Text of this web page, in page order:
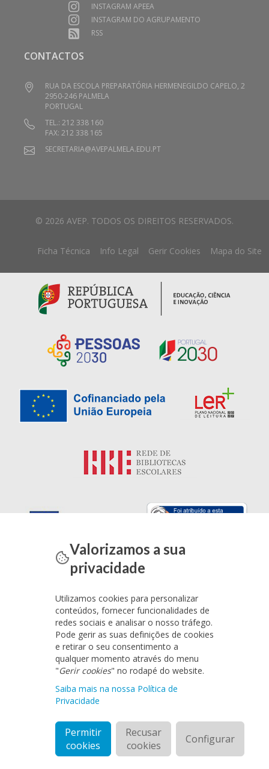
INSTAGRAM APEEA
INSTAGRAM DO AGRUPAMENTO
RSS
CONTACTOS
RUA DA ESCOLA PREPARATÓRIA HERMENEGILDO CAPELO, 2
2950-246 PALMELA
PORTUGAL
TEL.: 212 338 160
FAX: 212 338 165
SECRETARIA@AVEPALMELA.EDU.PT
© 2026 AVEP. TODOS OS DIREITOS RESERVADOS.
Ficha Técnica Info Legal Gerir Cookies Mapa do Site
Valorizamos a sua
privacidade
Utilizamos cookies para personalizar
conteúdos, fornecer funcionalidades de
redes sociais e analisar o nosso tráfego.
Pode gerir as suas definições de cookies
e retirar o seu consentimento a
qualquer momento através do menu
"Gerir cookies" no rodapé do website.
Saiba mais na nossa Política de
Privacidade
Permitir
cookies
Recusar
cookies
Configurar